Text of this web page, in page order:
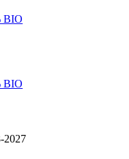
BIO
BIO
2027